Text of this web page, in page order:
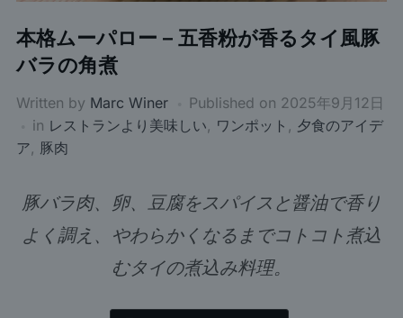
本格ムーパロー – 五香粉が香るタイ風豚
バラの角煮
Written by Marc Winer Published on 2025年9月12日
in レストランより美味しい, ワンポット , 夕食のアイデ
ア, 豚肉
豚バラ肉、卵、豆腐をスパイスと醤油で香り
よく調え、やわらかくなるまでコトコト煮込
むタイの煮込み料理。